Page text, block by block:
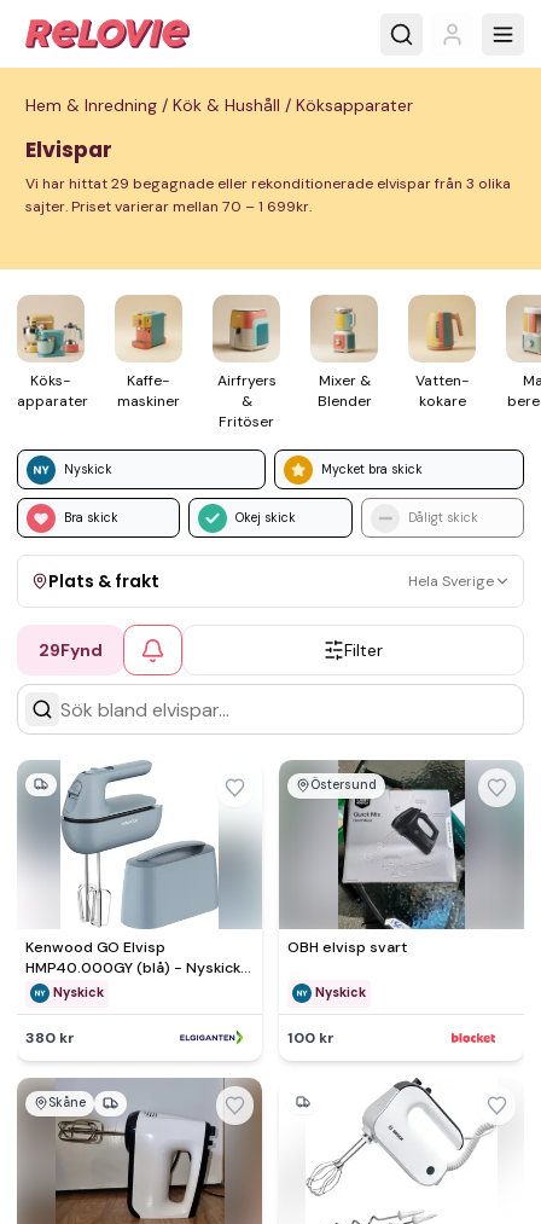
Hem & Inredning / Kök & Hushåll / Köksapparater
Elvispar
Vi har hittat 29 begagnade eller rekonditionerade elvispar från 3 olika
sajter. Priset varierar mellan 70 – 1 699kr.
Köks­
apparater
Kaffe­
maskiner
Air­fryers
&
Fritöser
Mixer &
Blender
Vatten­
kokare
Nyskick Mycket bra skick
Bra skick Okej skick Dåligt skick
Plats & frakt Hela Sverige
Visa allt Kan skickas Upphämtning
29Fynd Filter
Kenwood GO Elvisp
HMP40.000GY (blå) - Nyskick -
i originalförpackning
Nyskick
380 kr
Östersund
OBH elvisp svart
Nyskick
100 kr
Skåne